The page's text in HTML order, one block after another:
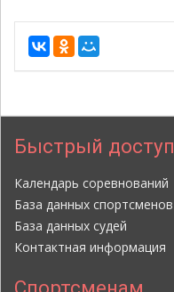
Быстрый доступ
Календарь соревнований
База данных спортсменов
База данных судей
Контактная информация